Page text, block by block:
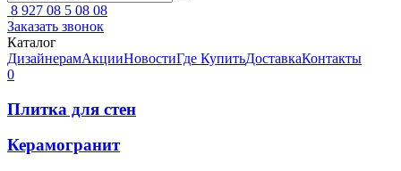
8 927 08 5 08 08
Заказать звонок
Каталог
ДизайнерамАкцииНовостиГде КупитьДоставкаКонтакты
0
Плитка для стен
Керамогранит